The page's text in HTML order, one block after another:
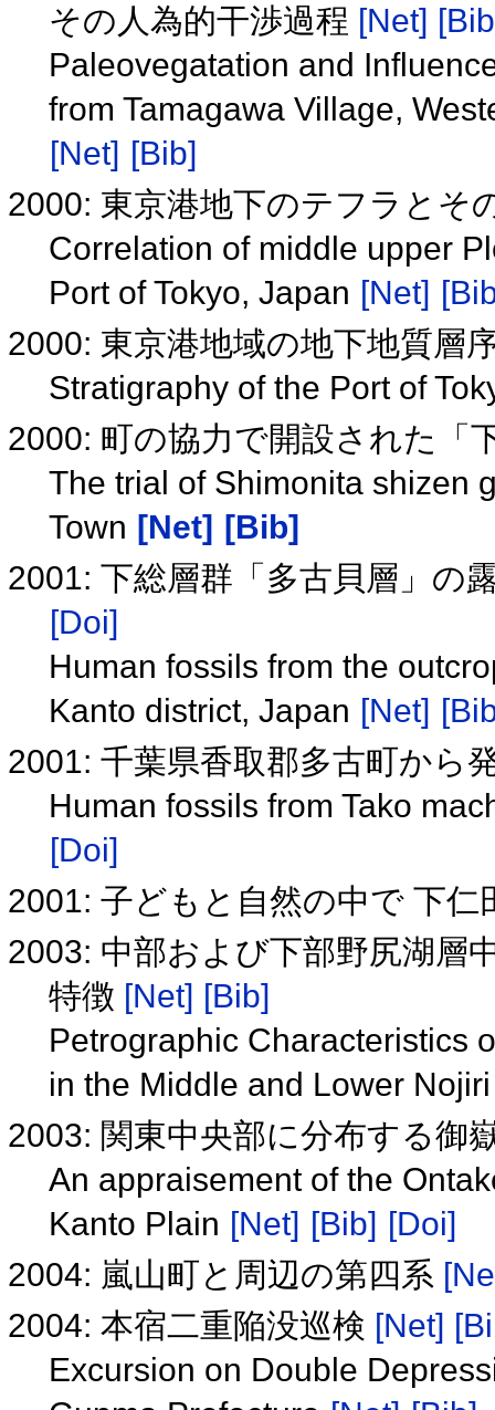
その人為的干渉過程 [Net]
Paleovegatation and
from Tamagawa Village,
[Net] [Bib]
2000: 東京港地下のテフラとそ
Correlation of middle upper
Port of Tokyo, Japan [Net]
2000: 東京港地域の地下地質層
Stratigraphy of the Port of
2000: 町の協力で開設された「
The trial of Shimonita shizen
Town [Net]
[Bib]
2001: 下総層群「多古貝層」の
[Doi]
Human fossils from the
Kanto district, Japan [Net]
2001: 千葉県香取郡多古町から
Human fossils from Tako
[Doi]
2001: 子どもと自然の中で 下
2003: 中部および下部野尻湖層
特徴 [Net] [Bib]
Petrographic Characteristics
in the Middle and Lower
2003: 関東中央部に分布する御
An appraisement of the
Kanto Plain [Net] [Bib] [Doi]
2004: 嵐山町と周辺の第四系
2004: 本宿二重陥没巡検 [Net]
Excursion on Double